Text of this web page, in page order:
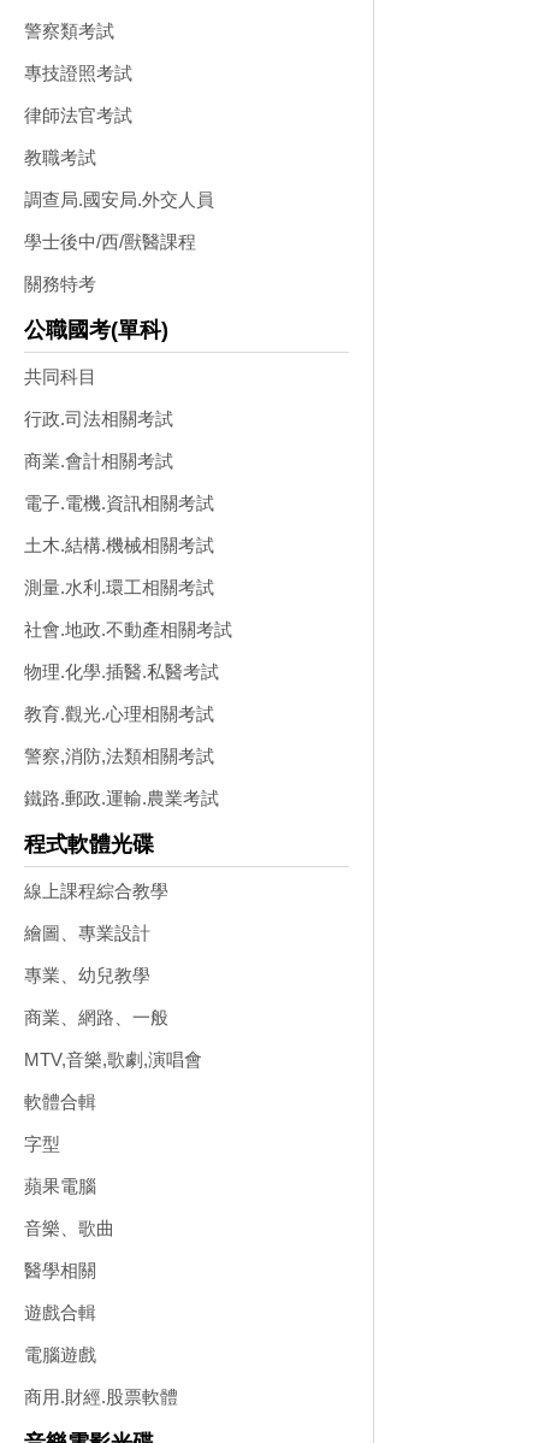
警察類考試
專技證照考試
律師法官考試
教職考試
調查局.國安局.外交人員
學士後中/西/獸醫課程
關務特考
公職國考(單科)
共同科目
行政.司法相關考試
商業.會計相關考試
電子.電機.資訊相關考試
土木.結構.機械相關考試
測量.水利.環工相關考試
社會.地政.不動產相關考試
物理.化學.插醫.私醫考試
教育.觀光.心理相關考試
警察,消防,法類相關考試
鐵路.郵政.運輸.農業考試
程式軟體光碟
線上課程綜合教學
繪圖、專業設計
專業、幼兒教學
商業、網路、一般
MTV,音樂,歌劇,演唱會
軟體合輯
字型
蘋果電腦
音樂、歌曲
醫學相關
遊戲合輯
電腦遊戲
商用.財經.股票軟體